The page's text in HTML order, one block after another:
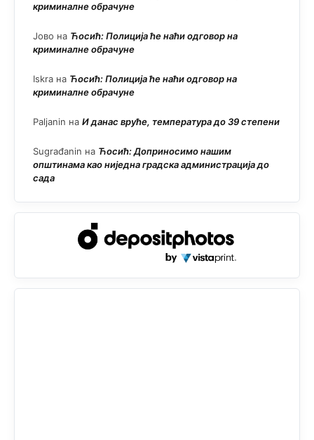
криминалне обрачуне
Јово на Ћосић: Полиција ће наћи одговор на
криминалне обрачуне
Iskra на Ћосић: Полиција ће наћи одговор на
криминалне обрачуне
Paljanin на И данас вруће, температура до 39 степени
Sugrađanin на Ћосић: Доприносимо нашим
општинама као ниједна градска администрација до
сада